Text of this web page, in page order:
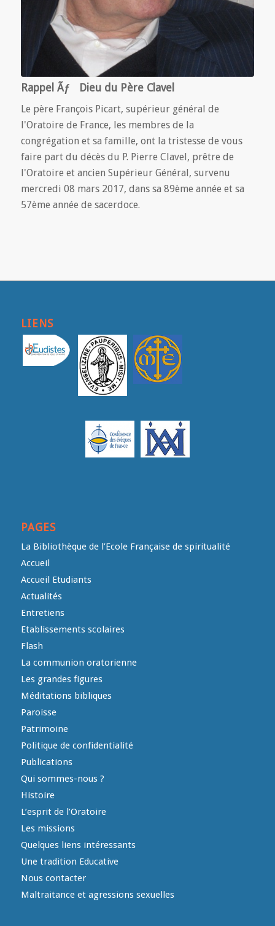
Rappel Ãƒ Dieu du Père Clavel
Le père François Picart, supérieur général de
l'Oratoire de France, les membres de la
congrégation et sa famille, ont la tristesse de vous
faire part du décès du P. Pierre Clavel, prêtre de
l'Oratoire et ancien Supérieur Général, survenu
mercredi 08 mars 2017, dans sa 89ème année et sa
57ème année de sacerdoce.
LIENS
PAGES
La Bibliothèque de l’Ecole Française de spiritualité
Accueil
Accueil Etudiants
Actualités
Entretiens
Etablissements scolaires
Flash
La communion oratorienne
Les grandes figures
Méditations bibliques
Paroisse
Patrimoine
Politique de confidentialité
Publications
Qui sommes-nous ?
Histoire
L’esprit de l’Oratoire
Les missions
Quelques liens intéressants
Une tradition Educative
Nous contacter
Maltraitance et agressions sexuelles